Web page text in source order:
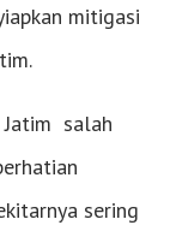
mitigasi
Jatim salah
sering